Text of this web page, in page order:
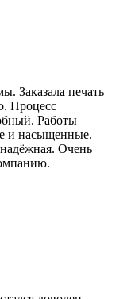
Заказала печать
Процесс
Работы
и насыщенные.
Очень